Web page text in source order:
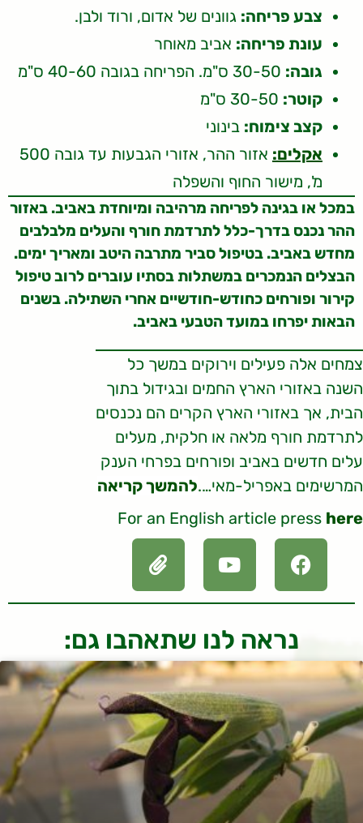
צבע פריחה: גוונים של אדום, ורוד ולבן.
עונת פריחה: אביב מאוחר
גובה:
קוטר:
קצב צימוח: בינוני
אקלים:
אזור ההר, אזורי הגבעות עד גובה 500
מ', מישור החוף והשפלה
במכל או בגינה לפריחה מרהיבה ומיוחדת באביב. באזור
ההר נכנס בדרך-כלל לתרדמת חורף והעלים מלבלבים
מחדש באביב. בטיפול סביר מתרבה היטב ומאריך ימים.
הבצלים הנמכרים במשתלות בסתיו עוברים לרוב טיפול
קירור ופורחים כחודש-חודשיים אחרי השתילה. בשנים
הבאות יפרחו במועד הטבעי באביב.
צמחים אלה פעילים וירוקים במשך כל
השנה באזורי הארץ החמים ובגידול בתוך
הבית, אך באזורי הארץ הקרים הם נכנסים
לתרדמת חורף מלאה או חלקית, מעלים
עלים חדשים באביב ופורחים בפרחי הענק
המרשימים באפריל-מאי….להמשך קריאה
For an English article press here
נראה לנו שתאהבו גם: